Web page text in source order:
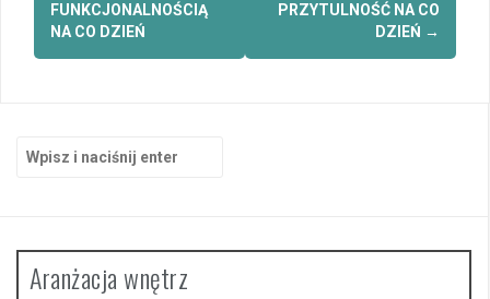
FUNKCJONALNOŚCIĄ
NA CO DZIEŃ
PRZYTULNOŚĆ NA CO
DZIEŃ →
Szukaj:
Aranżacja wnętrz